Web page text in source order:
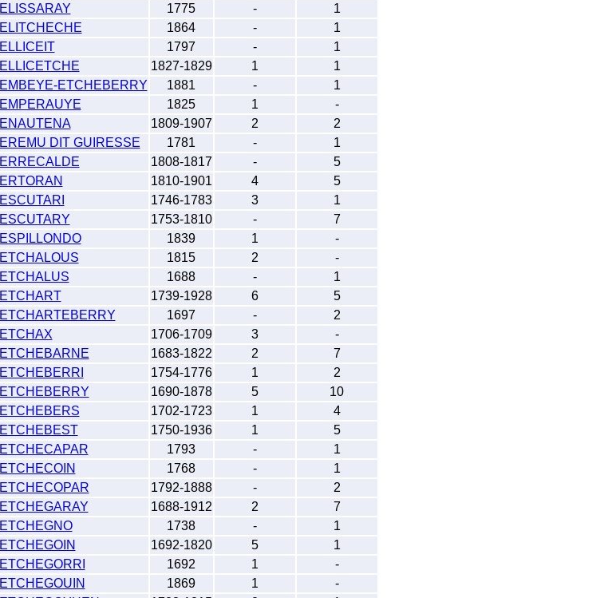
ELISSARAY 1775 -
1
ELITCHECHE 1864 -
1
ELLICEIT 1797 -
1
ELLICETCHE 1827-1829 1
1
EMBEYE-ETCHEBERRY 1881 -
1
EMPERAUYE 1825 1
-
ENAUTENA 1809-1907 2
2
EREMU DIT GUIRESSE 1781 -
1
ERRECALDE 1808-1817 -
5
ERTORAN 1810-1901 4
5
ESCUTARI 1746-1783 3
1
ESCUTARY 1753-1810 -
7
ESPILLONDO 1839 1
-
ETCHALOUS 1815 2
-
ETCHALUS 1688 -
1
ETCHART 1739-1928 6
5
ETCHARTEBERRY 1697 -
2
ETCHAX 1706-1709 3
-
ETCHEBARNE 1683-1822 2
7
ETCHEBERRI 1754-1776 1
2
ETCHEBERRY 1690-1878 5
10
ETCHEBERS 1702-1723 1
4
ETCHEBEST 1750-1936 1
5
ETCHECAPAR 1793 -
1
ETCHECOIN 1768 -
1
ETCHECOPAR 1792-1888 -
2
ETCHEGARAY 1688-1912 2
7
ETCHEGNO 1738 -
1
ETCHEGOIN 1692-1820 5
1
ETCHEGORRI 1692 1
-
ETCHEGOUIN 1869 1
-